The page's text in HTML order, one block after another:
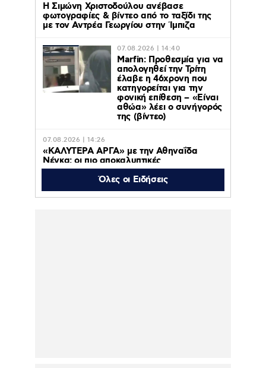
Η Σιμώνη Χριστοδούλου ανέβασε
φωτογραφίες & βίντεο από το ταξίδι της
με τον Αντρέα Γεωργίου στην Ίμπιζα
07.08.2026 | 14:40
Marfin: Προθεσμία για να
απολογηθεί την Τρίτη
έλαβε η 46χρονη που
κατηγορείται για την
φονική επίθεση – «Είναι
αθώα» λέει ο συνήγορός
της (βίντεο)
07.08.2026 | 14:26
«ΚΑΛΥΤΕΡΑ ΑΡΓΑ» με την Αθηναΐδα
Νέγκα: οι πιο αποκαλυπτικές
μεταμεσονύχτιες συνεντεύξεις
επιστρέφουν στο ACTION 24
Όλες οι Ειδήσεις